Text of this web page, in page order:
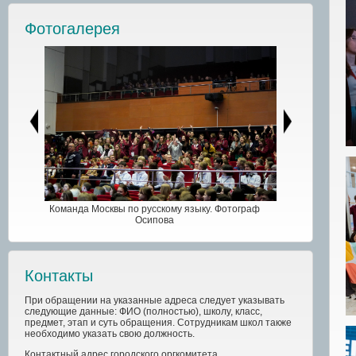
Фотогалерея
Команда Москвы по русскому языку. Фотограф
Осипова
Контакты
При обращении на указанные адреса следует указывать
следующие данные: ФИО (полностью), школу, класс,
предмет, этап и суть обращения. Сотрудникам школ также
необходимо указать свою должность.